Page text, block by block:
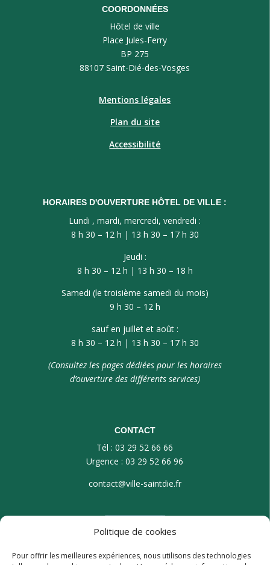
Politique de cookies
Pour offrir les meilleures expériences, nous utilisons des technologies
COORDONNÉES
Hôtel de ville
Place Jules-Ferry
BP 275
88107 Saint-Dié-des-Vosges
Mentions légales
Plan du site
Accessibilité
HORAIRES D'OUVERTURE HÔTEL DE VILLE :
Lundi , mardi, mercredi, vendredi :
8 h 30 – 12 h | 13 h 30 – 17 h 30
Jeudi :
8 h 30 – 12 h | 13 h 30 – 18 h
Samedi (le troisième samedi du mois)
9 h 30 – 12 h
sauf en juillet et août :
8 h 30 – 12 h | 13 h 30 – 17 h 30
(Consultez les pages dédiées pour les horaires
d’ouverture des différents services)
CONTACT
Tél : 03 29 52 66 66
Urgence : 03 29 52 66 96
contact@ville-saintdie.fr